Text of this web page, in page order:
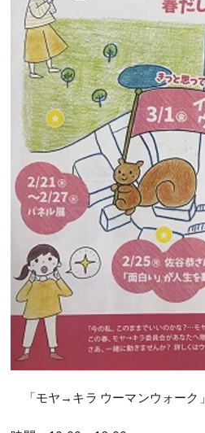
「モヤ→キラ ウーマンウォーク」